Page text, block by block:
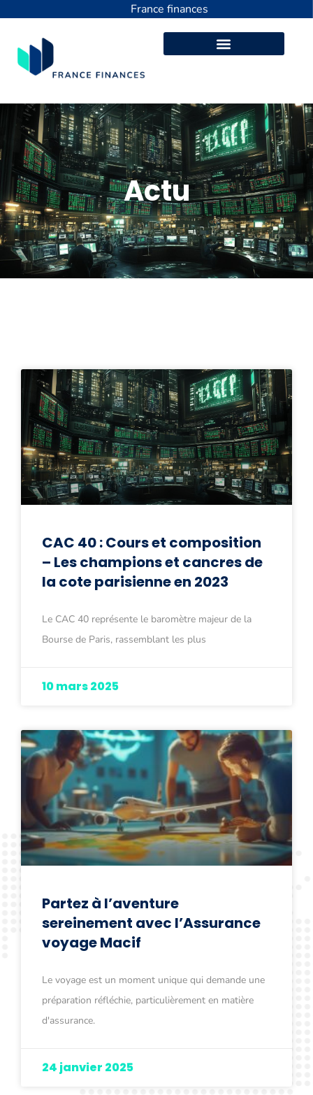
France finances
Actu
CAC 40 : Cours et composition
– Les champions et cancres de
la cote parisienne en 2023
Le CAC 40 représente le baromètre majeur de la
Bourse de Paris, rassemblant les plus
10 mars 2025
Partez à l’aventure
sereinement avec l’Assurance
voyage Macif
Le voyage est un moment unique qui demande une
préparation réfléchie, particulièrement en matière
d'assurance.
24 janvier 2025